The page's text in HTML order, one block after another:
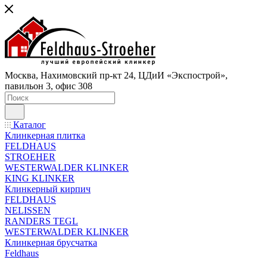
Москва, Нахимовский пр-кт 24, ЦДиИ «Экспострой»,
павильон 3, офис 308
Каталог
Клинкерная плитка
FELDHAUS
STROEHER
WESTERWALDER KLINKER
KING KLINKER
Клинкерный кирпич
FELDHAUS
NELISSEN
RANDERS TEGL
WESTERWALDER KLINKER
Клинкерная брусчатка
Feldhaus